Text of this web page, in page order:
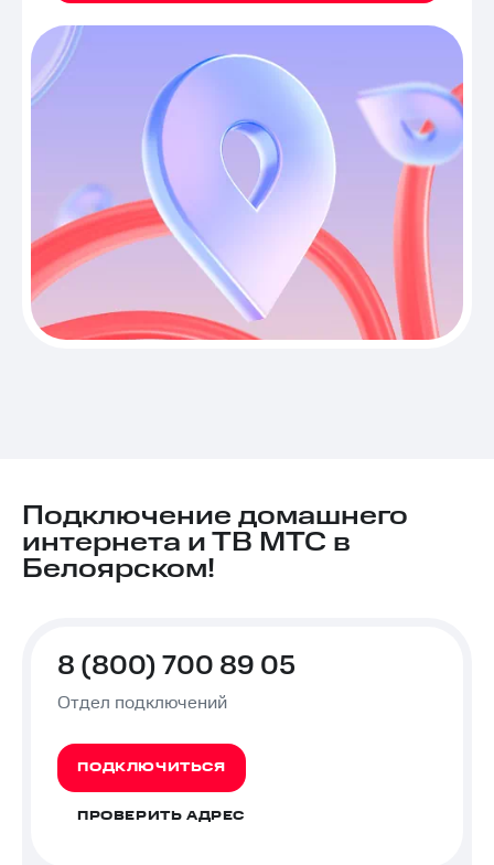
Подключение домашнего
интернета и ТВ МТС в
Белоярском!
8 (800) 700 89 05
Отдел подключений
ПОДКЛЮЧИТЬСЯ
ПРОВЕРИТЬ АДРЕС